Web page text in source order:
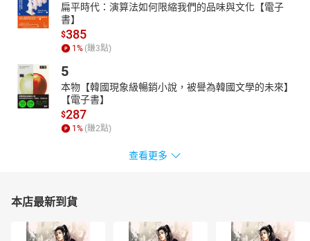
扁平時代：演算法如何限縮我們的品味與文化【電子
書】
$385
1 % (賺3點)
5
本物【韓國現象級暢銷小說，被譽為韓國文學的未來】
【電子書】
$287
1 % (賺2點)
查看更多
本店最新到貨